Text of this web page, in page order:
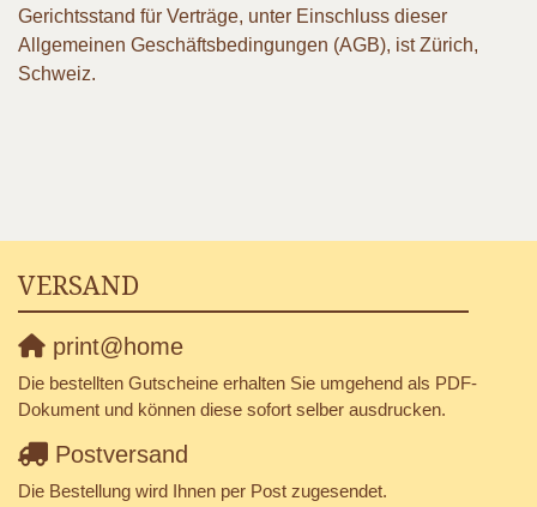
Gerichtsstand für Verträge, unter Einschluss dieser
Allgemeinen Geschäftsbedingungen (AGB), ist Zürich,
Schweiz.
VERSAND
print@home
Die bestellten Gutscheine erhalten Sie umgehend als PDF-
Dokument und können diese sofort selber ausdrucken.
Postversand
Die Bestellung wird Ihnen per Post zugesendet.